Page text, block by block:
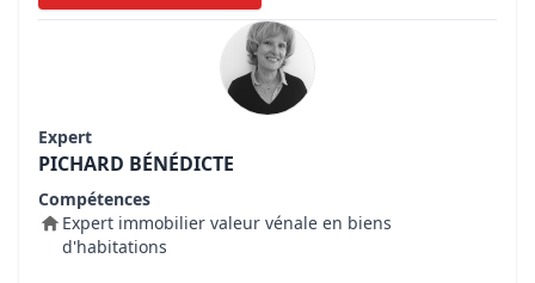
Expert
PICHARD BÉNÉDICTE
Compétences
Expert immobilier valeur vénale en biens
d'habitations